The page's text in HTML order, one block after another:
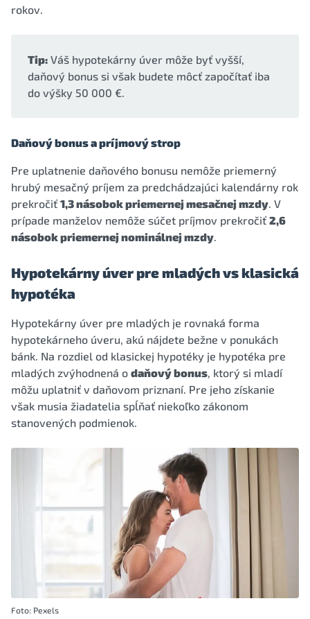
rokov.
Tip: Váš hypotekárny úver môže byť vyšší,
daňový bonus si však budete môcť započítať iba
do výšky 50 000 €.
Daňový bonus a príjmový strop
Pre uplatnenie daňového bonusu nemôže priemerný
hrubý mesačný príjem za predchádzajúci kalendárny rok
prekročiť 1,3 násobok priemernej mesačnej mzdy. V
prípade manželov nemôže súčet príjmov prekročiť 2,6
násobok priemernej nominálnej mzdy.
Hypotekárny úver pre mladých vs klasická
hypotéka
Hypotekárny úver pre mladých je rovnaká forma
hypotekárneho úveru, akú nájdete bežne v ponukách
bánk. Na rozdiel od klasickej hypotéky je hypotéka pre
mladých zvýhodnená o daňový bonus, ktorý si mladí
môžu uplatniť v daňovom priznaní. Pre jeho získanie
však musia žiadatelia spĺňať niekoľko zákonom
stanovených podmienok.
Foto: Pexels